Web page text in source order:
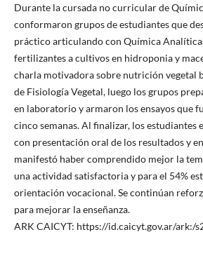
Durante la cursada no curricular de
conformaron grupos de estudiantes que
práctico articulando con Química
fertilizantes a cultivos en hidroponia y
charla motivadora sobre nutrición vegetal
de Fisiología Vegetal, luego los grupos
en laboratorio y armaron los ensayos que
cinco semanas. Al finalizar, los
con presentación oral de los resultados y
manifestó haber comprendido mejor la
una actividad satisfactoria y para el 54%
orientación vocacional. Se continúan
para mejorar la enseñanza.
ARK CAICYT: https://id.caicyt.gov.ar/ark:/